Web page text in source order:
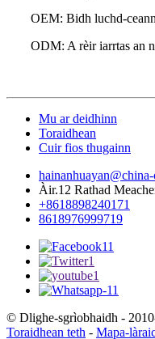
OEM: Bidh luchd-
ODM: A rèir iarrtas an
Mu ar deidhinn
Toraidhean
Cuir fios thugainn
Àir.12 Rathad
+8618898240171
8618976999719
© Dlighe-sgrìobhaidh -
Toraidhean teth - Mapa-